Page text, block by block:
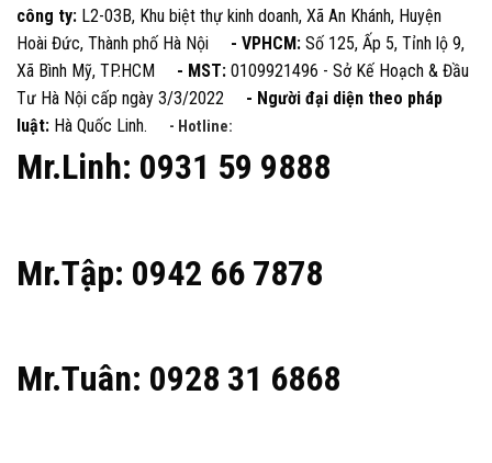
công ty: L2-03B, Khu biệt thự kinh doanh, Xã An Khánh, Huyện
Hoài Đức, Thành phố Hà Nội - VPHCM: Số 125, Ấp 5, Tỉnh lộ 9,
Xã Bình Mỹ, TP.HCM - MST: 0109921496 - Sở Kế Hoạch & Đầu
Tư Hà Nội cấp ngày 3/3/2022 - Người đại diện theo pháp
luật: Hà Quốc Linh. - Hotline:
Mr.Linh: 0931 59 9888
Mr.Tập: 0942 66 7878
Mr.Tuân: 0928 31 6868